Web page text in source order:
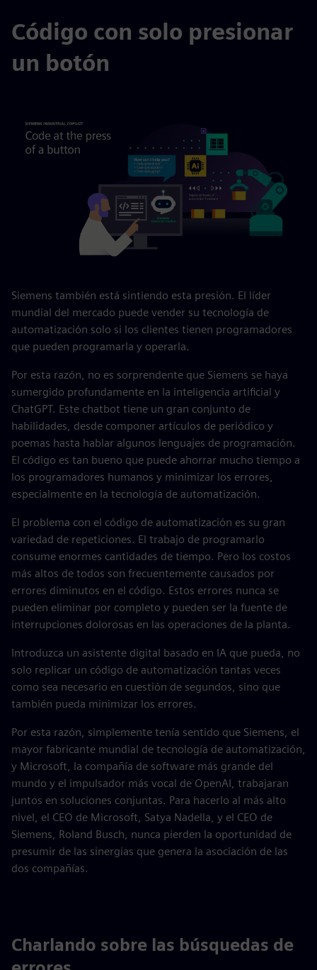
Código con solo presionar
un botón
Siemens también está sintiendo esta presión. El líder
mundial del mercado puede vender su tecnología de
automatización solo si los clientes tienen programadores
que pueden programarla y operarla.
Por esta razón, no es sorprendente que Siemens se haya
sumergido profundamente en la inteligencia artificial y
ChatGPT. Este chatbot tiene un gran conjunto de
habilidades, desde componer artículos de periódico y
poemas hasta hablar algunos lenguajes de programación.
El código es tan bueno que puede ahorrar mucho tiempo a
los programadores humanos y minimizar los errores,
especialmente en la tecnología de automatización.
El problema con el código de automatización es su gran
variedad de repeticiones. El trabajo de programarlo
consume enormes cantidades de tiempo. Pero los costos
más altos de todos son frecuentemente causados por
errores diminutos en el código. Estos errores nunca se
pueden eliminar por completo y pueden ser la fuente de
interrupciones dolorosas en las operaciones de la planta.
Introduzca un asistente digital basado en IA que pueda, no
solo replicar un código de automatización tantas veces
como sea necesario en cuestión de segundos, sino que
también pueda minimizar los errores.
Por esta razón, simplemente tenía sentido que Siemens, el
mayor fabricante mundial de tecnología de automatización,
y Microsoft, la compañía de software más grande del
mundo y el impulsador más vocal de OpenAI, trabajaran
juntos en soluciones conjuntas. Para hacerlo al más alto
nivel, el CEO de Microsoft, Satya Nadella, y el CEO de
Siemens, Roland Busch, nunca pierden la oportunidad de
presumir de las sinergias que genera la asociación de las
dos compañías.
Charlando sobre las búsquedas de